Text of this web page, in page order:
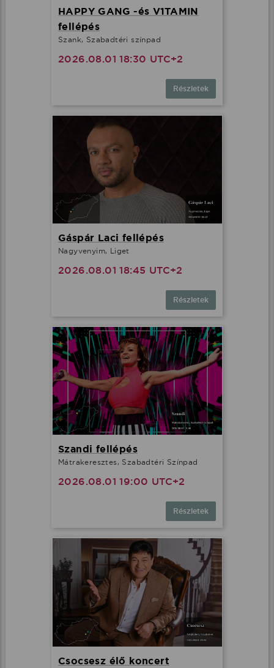
HAPPY GANG -és V1TAMIN
fellépés
Szank, Szabadtéri színpad
2026.08.01 18:30 UTC+2
Részletek
Gáspár Laci fellépés
Nagyvenyim, Liget
2026.08.01 18:45 UTC+2
Részletek
Szandi fellépés
Mátrakeresztes, Szabadtéri Színpad
2026.08.01 19:00 UTC+2
Részletek
Csocsesz élő koncert